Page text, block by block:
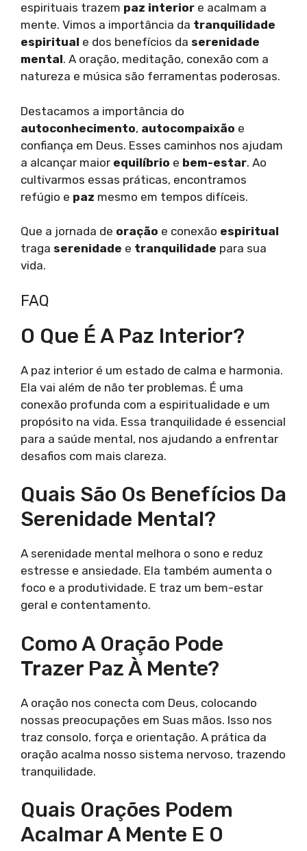
espirituais trazem paz interior e acalmam a
mente. Vimos a importância da tranquilidade
espiritual e dos benefícios da serenidade
mental. A oração, meditação, conexão com a
natureza e música são ferramentas poderosas.
Destacamos a importância do
autoconhecimento, autocompaixão e
confiança em Deus. Esses caminhos nos ajudam
a alcançar maior equilíbrio e bem-estar. Ao
cultivarmos essas práticas, encontramos
refúgio e paz mesmo em tempos difíceis.
Que a jornada de oração e conexão espiritual
traga serenidade e tranquilidade para sua
vida.
FAQ
O Que É A Paz Interior?
A paz interior é um estado de calma e harmonia.
Ela vai além de não ter problemas. É uma
conexão profunda com a espiritualidade e um
propósito na vida. Essa tranquilidade é essencial
para a saúde mental, nos ajudando a enfrentar
desafios com mais clareza.
Quais São Os Benefícios Da
Serenidade Mental?
A serenidade mental melhora o sono e reduz
estresse e ansiedade. Ela também aumenta o
foco e a produtividade. E traz um bem-estar
geral e contentamento.
Como A Oração Pode
Trazer Paz À Mente?
A oração nos conecta com Deus, colocando
nossas preocupações em Suas mãos. Isso nos
traz consolo, força e orientação. A prática da
oração acalma nosso sistema nervoso, trazendo
tranquilidade.
Quais Orações Podem
Acalmar A Mente E O